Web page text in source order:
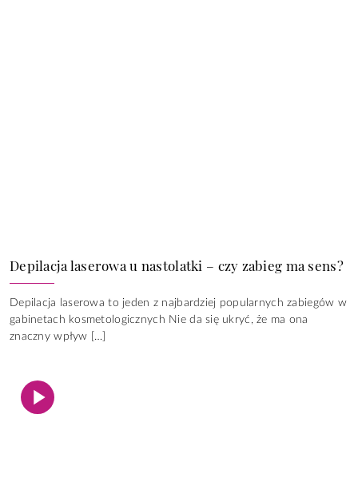
Depilacja laserowa u nastolatki – czy zabieg ma sens?
Depilacja laserowa to jeden z najbardziej popularnych zabiegów w
gabinetach kosmetologicznych Nie da się ukryć, że ma ona
znaczny wpływ […]